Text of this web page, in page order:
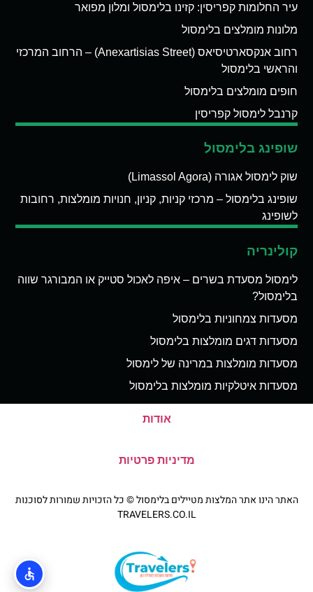
עיר החלומות קפריסין: קזינו בלימסול ומלון מפואר
מלונות מומלצים בלימסול
רחוב אנקסארטיסיאס (Anexartisias Street) – הרחוב המרכזי
והראשי בלימסול
חופים מומלצים בלימסול
קרנבל לימסול קפריסין
שופינג בלימסול
שוק לימסול אגורה (Limassol Agora)
שופינג בלימסול – מרכזי קניות, קניון, חנויות מומלצות, רחובות
לשופינג
קולינריה
לימסול מסעדת בשרים – איפה לאכול סטייק או המבורגר שווה
בלימסול?
מסעדות צמחוניות בלימסול
מסעדות דגים מומלצות בלימסול
מסעדות מומלצות במרינה של לימסול
מסעדות איטלקיות מומלצות בלימסול
אודות
מדיניות פרטיות
האתר הינו אתר המלצות מטיילים בלימסול © כל הזכויות שמורות לסוכנות
TRAVELERS.CO.IL